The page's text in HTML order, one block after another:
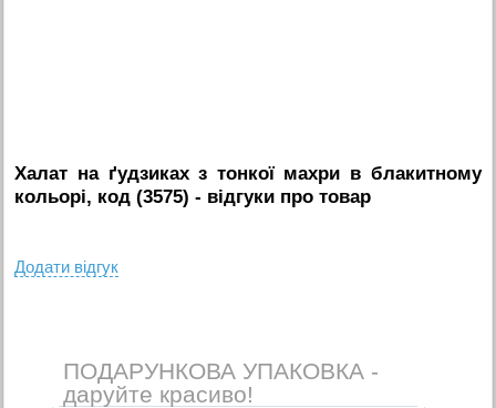
Халат на ґудзиках з тонкої махри в блакитному
кольорі, код (3575) - вiдгуки про товар
Додати вiдгук
ПОДАРУНКОВА УПАКОВКА -
даруйте красиво!